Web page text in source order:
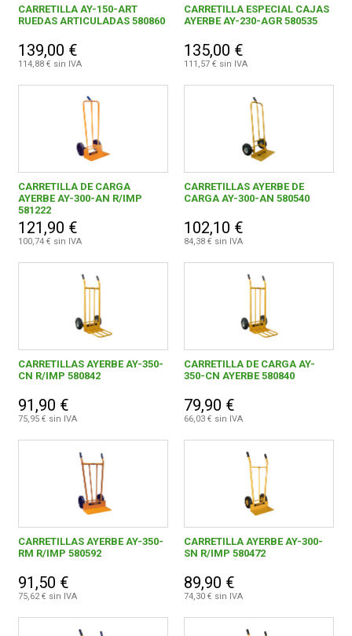
CARRETILLA AY-150-ART
RUEDAS ARTICULADAS 580860
139,00 €
114,88 € sin IVA
CARRETILLA ESPECIAL CAJAS
AYERBE AY-230-AGR 580535
135,00 €
111,57 € sin IVA
CARRETILLA DE CARGA
AYERBE AY-300-AN R/IMP
581222
121,90 €
100,74 € sin IVA
CARRETILLAS AYERBE DE
CARGA AY-300-AN 580540
102,10 €
84,38 € sin IVA
CARRETILLAS AYERBE AY-350-
CN R/IMP 580842
91,90 €
75,95 € sin IVA
CARRETILLA DE CARGA AY-
350-CN AYERBE 580840
79,90 €
66,03 € sin IVA
CARRETILLAS AYERBE AY-350-
RM R/IMP 580592
91,50 €
75,62 € sin IVA
CARRETILLA AYERBE AY-300-
SN R/IMP 580472
89,90 €
74,30 € sin IVA